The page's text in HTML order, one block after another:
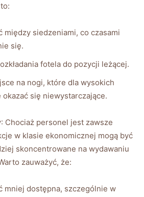
między siedzeniami, co ⁣czasami
się.
fotela ⁢do pozycji leżącej.
na‌ nogi, które dla wysokich‍
się niewystarczające.
: ‍Chociaż ⁣personel jest zawsze
w klasie ekonomicznej mogą być
skoncentrowane ​na ‍wydawaniu
zauważyć, że:
mniej dostępna, szczególnie⁤ w